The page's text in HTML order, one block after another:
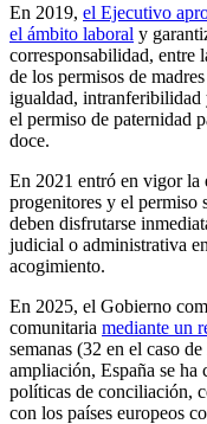
En 2019, el Ejecutivo
el ámbito laboral y
corresponsabilidad, entre
de los permisos de
igualdad, intranferibilidad
el permiso de paternidad
doce.
En 2021 entró en vigor la
progenitores y el permiso
deben disfrutarse
judicial o administrativa
acogimiento.
En 2025, el Gobierno
comunitaria mediante un
semanas (32 en el caso
ampliación, España se ha
políticas de conciliación,
con los países europeos